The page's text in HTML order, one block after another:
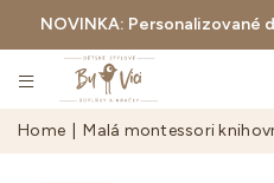
NOVINKA: Personalizované
BYVICI.CZ
Home Malá montessori